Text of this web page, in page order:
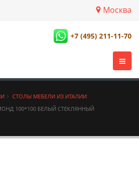
Москва
+7 (495) 211-11-70
СТОЛЫ МЕБЕЛИ ИЗ ИТАЛИИ
100*100 БЕЛЫЙ СТЕКЛЯННЫЙ